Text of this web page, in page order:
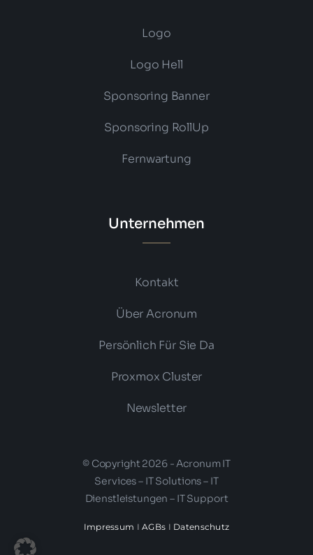
Logo
Logo Hell
Sponsoring Banner
Sponsoring RollUp
Fernwartung
Unternehmen
Kontakt
Über Acronum
Persönlich Für Sie Da
Proxmox Cluster
Newsletter
© Copyright 2026 - Acronum IT
Services – IT Solutions – IT
Dienstleistungen – IT Support
Impressum IAGBs I Datenschutz